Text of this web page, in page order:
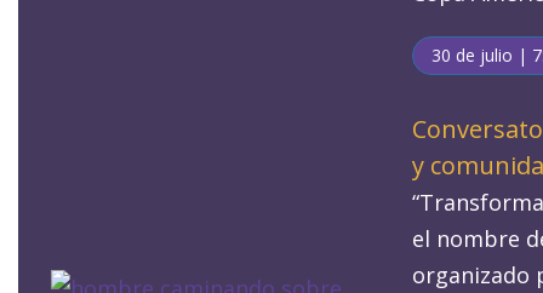
30 de julio |
y
el nombre
organizado